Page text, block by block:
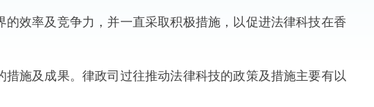
率及竞争力，并一直采取积极措施，以促进法律科技在香
及成果。律政司过往推动法律科技的政策及措施主要有以